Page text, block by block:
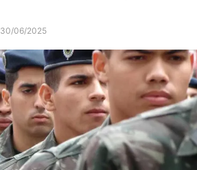
30/06/2025